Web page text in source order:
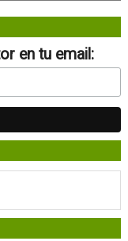
en tu email: